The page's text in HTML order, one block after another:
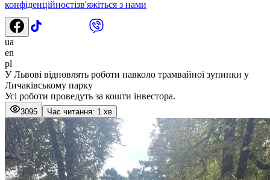
конфіденційностізв'яжіться з нами
ua
en
pl
У Львові відновлять роботи навколо трамвайної зупинки у
Личаківському парку
Усі роботи проведуть за кошти інвестора.
3095 Час читання: 1 хв